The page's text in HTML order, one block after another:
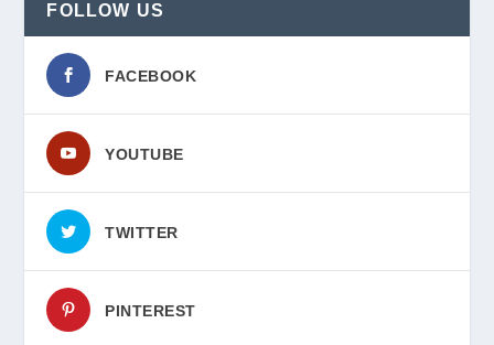
FOLLOW US
FACEBOOK
YOUTUBE
TWITTER
PINTEREST